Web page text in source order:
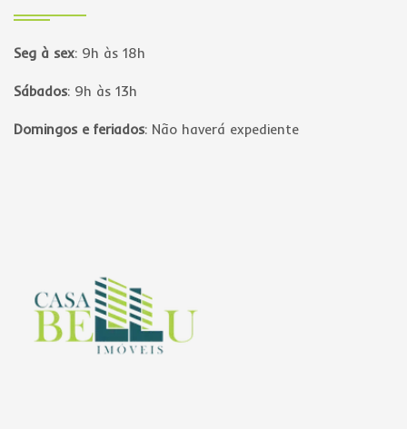
Seg à sex: 9h às 18h
Sábados: 9h às 13h
Domingos e feriados: Não haverá expediente